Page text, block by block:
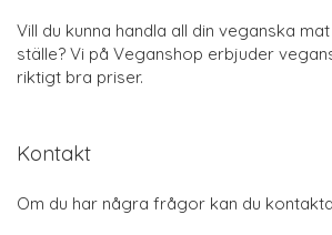
Vill du kunna handla all din veganska
ställe? Vi på Veganshop erbjuder
riktigt bra priser.
Kontakt
Om du har några frågor kan du